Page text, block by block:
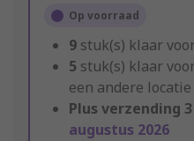
Op voorraad
9 stuk(s) klaar
5 stuk(s) klaar
een andere locatie
Plus verzending 3
augustus 2026